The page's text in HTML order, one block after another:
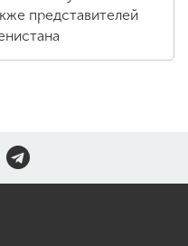
представителей